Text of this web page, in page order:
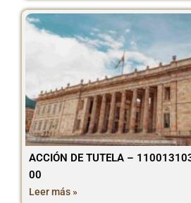
ACCIÓN DE TUTELA –
00
Leer más »